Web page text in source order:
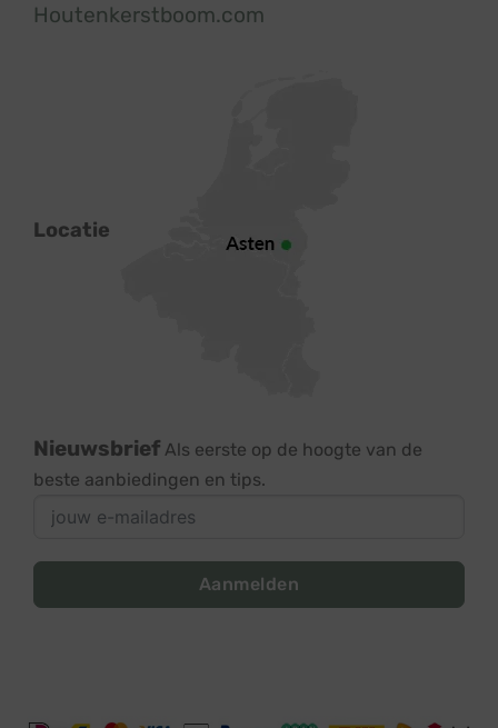
Houtenkerstboom.com
Locatie
Nieuwsbrief Als eerste op de hoogte van de
beste aanbiedingen en tips.
Aanmelden